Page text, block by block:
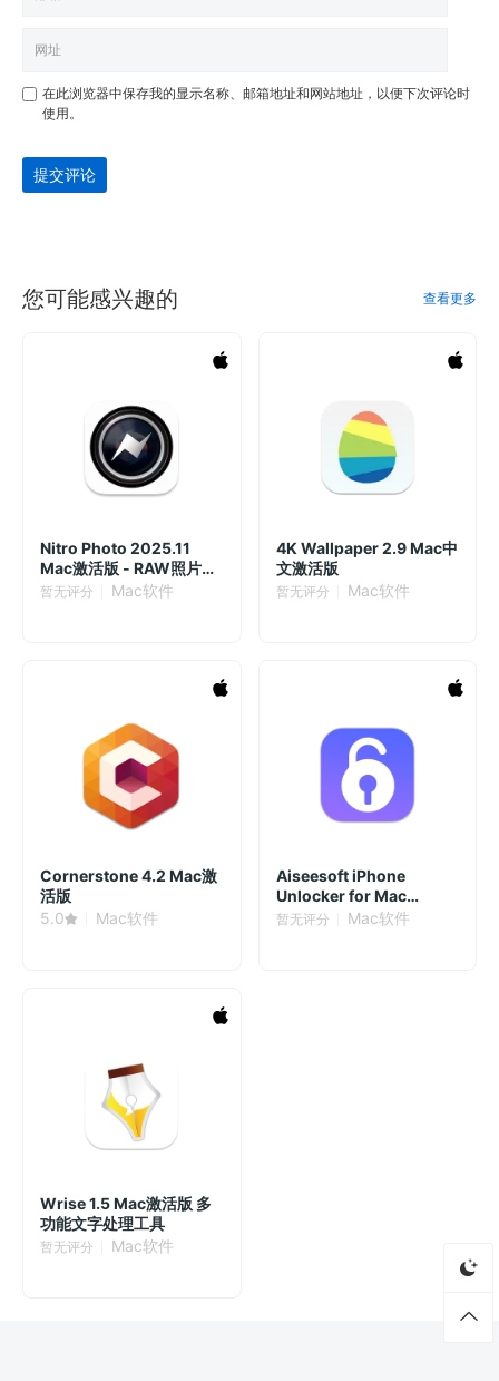
在此浏览器中保存我的显示名称、邮箱地址和网站地址，以便下次评论时
使用。
提交评论
您可能感兴趣的 查看更多
Nitro Photo 2025.11
Mac激活版 - RAW照片编
辑与管理神器
暂无评分 Mac软件
4K Wallpaper 2.9 Mac中
文激活版
暂无评分 Mac软件
Cornerstone 4.2 Mac激
活版
5.0
Mac软件
Aiseesoft iPhone
Unlocker for Mac
2.0.60.4678 Mac激活版
暂无评分 Mac软件
Wrise 1.5 Mac激活版 多
功能文字处理工具
暂无评分 Mac软件